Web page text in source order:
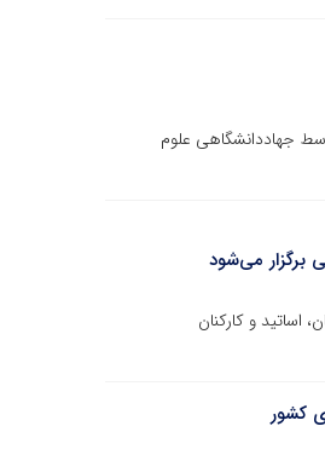
جهاددانشگاهی علوم
می‌شود
اساتید و کارکنان
کشور